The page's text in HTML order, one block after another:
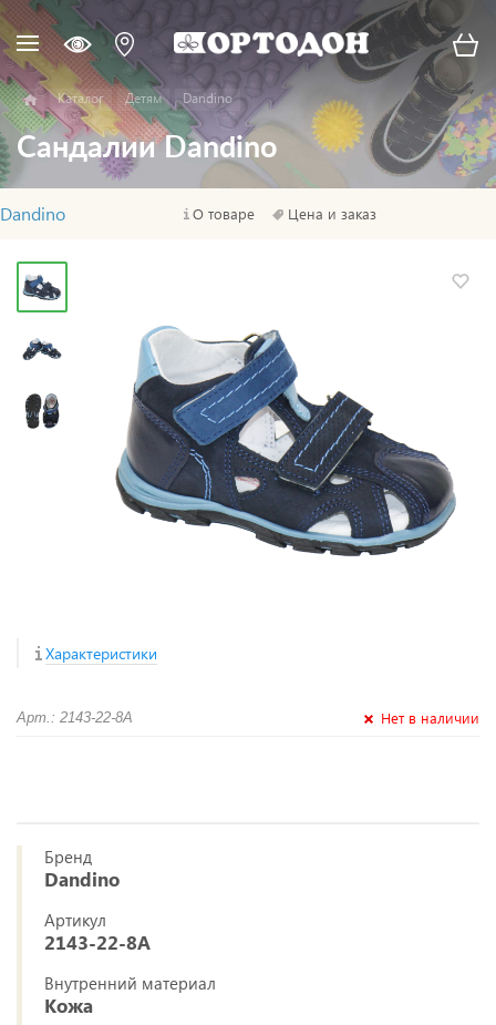
Каталог Детям Dandino
Сандалии Dandino
Dandino О товаре Цена и заказ
Характеристики
Арт.: 2143-22-8А Нет в наличии
Бренд
Dandino
Артикул
2143-22-8А
Внутренний материал
Кожа